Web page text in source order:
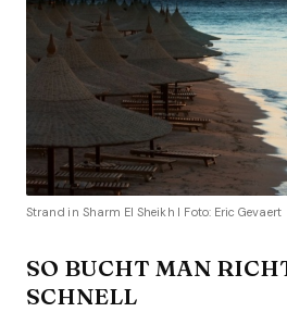
Strand in Sharm El Sheikh I Foto: Eric Gevaert
SO BUCHT MAN
SCHNELL